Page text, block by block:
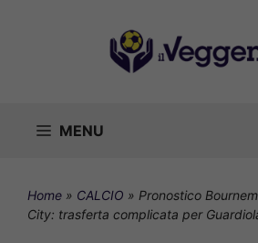
MENU
Home » CALCIO » Pronostico
City: trasferta complicata per